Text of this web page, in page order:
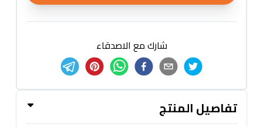
شارك مع الاصدقاء
تفاصيل المنتج